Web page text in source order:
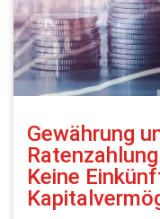
Gewährung
Keine